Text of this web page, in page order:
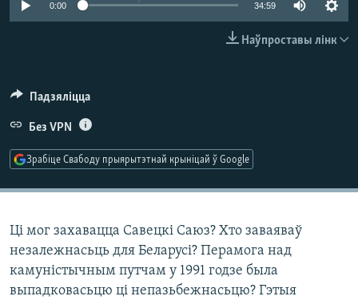
КУЛЬТУРА
МОВА0:00 34:59
Наўпроставы лінк
Падзяліцца
Без VPN
Зрабіце Свабоду прыярытэтнай крыніцай ў Google
Ці мог захавацца Савецкі Саюз? Хто заваяваў
незалежнасьць для Беларусі? Перамога над
камуністычным путчам у 1991 годзе была
выпадковасьцю ці непазьбежнасьцю? Гэтыя